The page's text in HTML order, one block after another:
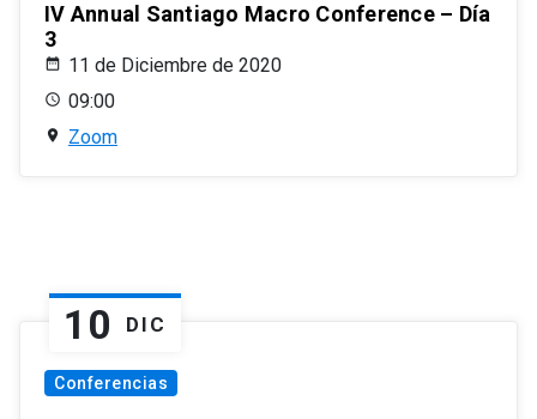
IV Annual Santiago Macro Conference – Día
3
11 de Diciembre de 2020
09:00
Zoom
10 DIC
Conferencias